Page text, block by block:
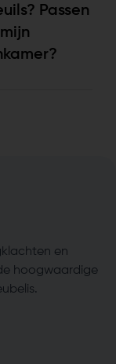
Passen
en
hoogwaardige